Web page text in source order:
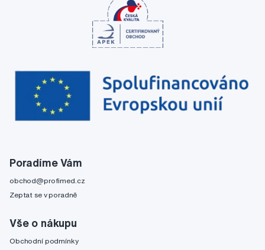
Poradíme Vám
obchod@profimed.cz
Zeptat se v poradně
Vše o nákupu
Obchodní podmínky